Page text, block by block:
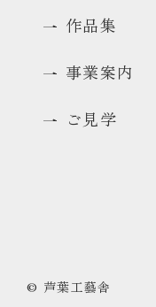
© 芦葉工藝舎
作品集
事業案内
ご見学